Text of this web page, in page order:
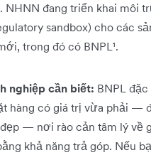
NHNN đang triển khai môi
sandbox) cho các
trong đó có BNPL¹.
nghiệp cần biết: BNPL
hàng có giá trị vừa phải —
— nơi rào cản tâm lý về
khả năng trả góp. Nếu